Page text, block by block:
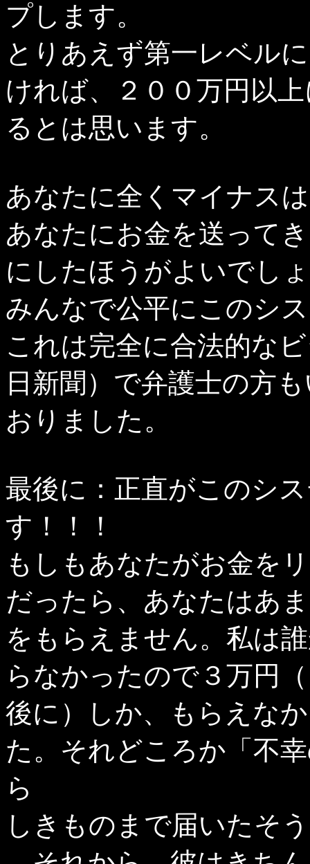
プします。
とりあえず第一レベル
ければ、２００万円以
るとは思います。
あなたに全くマイナス
あなたにお金を送って
にしたほうがよいでし
みんなで公平にこのシ
これは完全に合法的な
日新聞）で弁護士の方
おりました。
最後に：正直がこのシ
す！！！
もしもあなたがお金を
だったら、あなたはあ
をもらえません。私は
らなかったので３万円
後に）しか、もらえな
た。それどころか「不
ら
しきものまで届いたそ